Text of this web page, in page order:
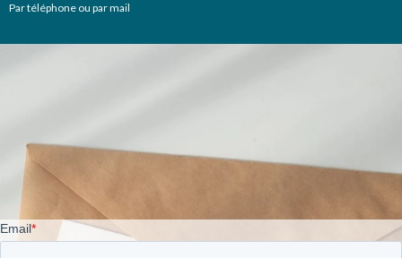
Par téléphone ou par mail